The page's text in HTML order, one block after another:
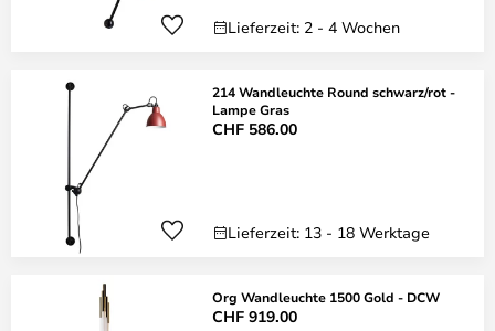
Lieferzeit: 2 - 4 Wochen
214 Wandleuchte Round schwarz/rot -
Lampe Gras
CHF 586.00
Lieferzeit: 13 - 18 Werktage
Org Wandleuchte 1500 Gold - DCW
CHF 919.00